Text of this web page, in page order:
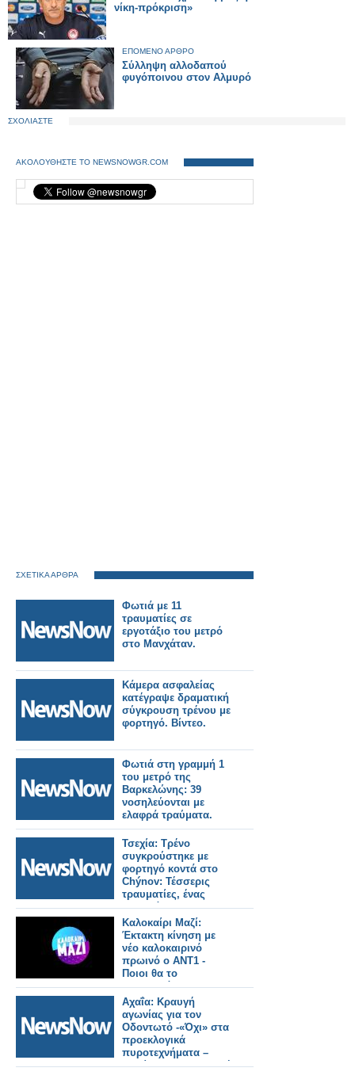
νίκη-πρόκριση»
ΕΠΟΜΕΝΟ ΑΡΘΡΟ
Σύλληψη αλλοδαπού
φυγόποινου στον Αλμυρό
ΣΧΟΛΙΑΣΤΕ
ΑΚΟΛΟΥΘΗΣΤΕ ΤΟ NEWSNOWGR.COM
ΣΧΕΤΙΚΑ ΑΡΘΡΑ
Φωτιά με 11
τραυματίες σε
εργοτάξιο του μετρό
στο Μανχάταν.
Κάμερα ασφαλείας
κατέγραψε δραματική
σύγκρουση τρένου με
φορτηγό. Βίντεο.
Φωτιά στη γραμμή 1
του μετρό της
Βαρκελώνης: 39
νοσηλεύονται με
ελαφρά τραύματα.
Τσεχία: Τρένο
συγκρούστηκε με
φορτηγό κοντά στο
Chýnov: Τέσσερις
τραυματίες, ένας
σοβαρά.
Καλοκαίρι Μαζί:
Έκτακτη κίνηση με
νέο καλοκαιρινό
πρωινό ο ΑΝΤ1 -
Ποιοι θα το
παρουσιάζουν και τι
ώρα θα παίζει;
Αχαΐα: Κραυγή
αγωνίας για τον
Οδοντωτό -«Όχι» στα
προεκλογικά
πυροτεχνήματα –
Απαίτηση για ασφαλή